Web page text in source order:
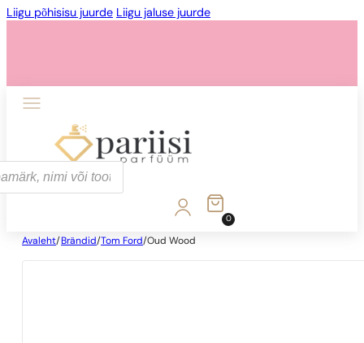
Liigu põhisisu juurde Liigu jaluse juurde
0
Avaleht/ Brändid/Tom Ford/Oud Wood